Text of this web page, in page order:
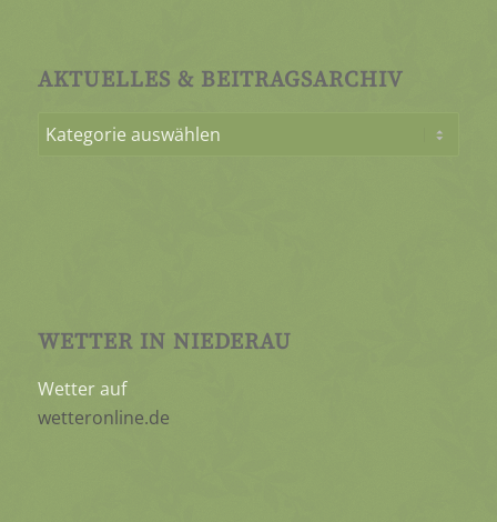
AKTUELLES & BEITRAGSARCHIV
WETTER IN NIEDERAU
Wetter auf
wetteronline.de